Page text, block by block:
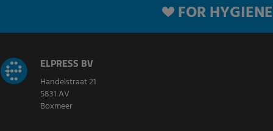
FOR HYGIENE
ELPRESS BV
Handelstraat 21
5831 AV
Boxmeer